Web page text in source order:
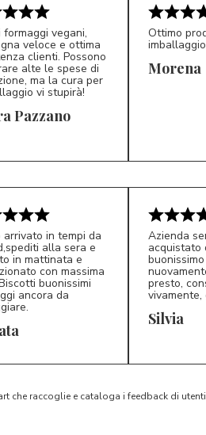
5/5
formaggi vegani,
veloce e ottima
clienti. Possono
alte le spese di
ma la cura per
vi stupirà!
Pazzano
M*
Ottimo
Morena
5/5
arrivato in tempi da
alla sera e
in mattinata e
con massima
buonissimi
ancora da
S*
Azienda
acquistato
presto,
vivamente,
Silvia
che raccoglie e cataloga i feedback di